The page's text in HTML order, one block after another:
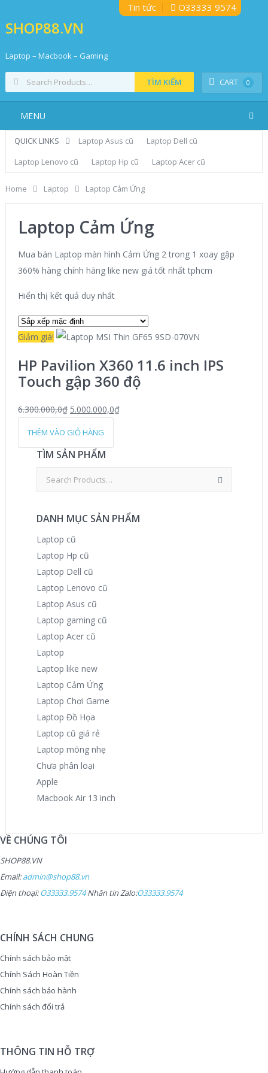
Tin tức O33333 9574
SHOP88.VN
Laptop – Macbook – Gaming
CART 0
TÌM KIẾM
MENU
QUICK LINKS Laptop Asus cũ
Laptop Dell cũ
Laptop Lenovo cũ
Laptop Hp cũ Laptop Acer cũ
Home Laptop Laptop Cảm Ứng
Laptop Cảm Ứng
Mua bán Laptop màn hình Cảm Ứng 2 trong 1 xoay gập
360% hàng chính hãng like new giá tốt nhất tphcm
Hiển thị kết quả duy nhất
Giảm giá!
HP Pavilion X360 11.6 inch IPS
Touch gập 360 độ
6.300.000,0₫ 5.000.000,0₫
THÊM VÀO GIỎ HÀNG
TÌM SẢN PHẨM
DANH MỤC SẢN PHẨM
Laptop cũ
Laptop Hp cũ
Laptop Dell cũ
Laptop Lenovo cũ
Laptop Asus cũ
Laptop gaming cũ
Laptop Acer cũ
Laptop
Laptop like new
Laptop Cảm Ứng
Laptop Chơi Game
Laptop Đồ Họa
Laptop cũ giá rẻ
Laptop mõng nhẹ
Chưa phân loại
Apple
Macbook Air 13 inch
VỀ CHÚNG TÔI
SHOP88.VN
Email:admin@shop88.vn
Điện thoại:O33333.9574Nhăn tin Zalo:O33333.9574
CHÍNH SÁCH CHUNG
Chính sách bảo mật
Chính Sách Hoàn Tiền
Chính sách bảo hành
Chính sách đổi trả
THÔNG TIN HỖ TRỢ